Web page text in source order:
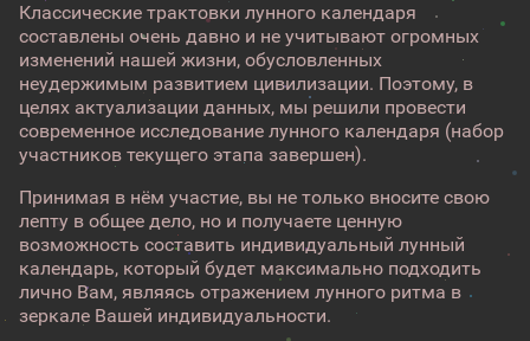
Классические трактовки лунного календаря
составлены очень давно и не учитывают огромных
изменений нашей жизни, обусловленных
неудержимым развитием цивилизации. Поэтому, в
целях актуализации данных, мы решили провести
современное исследование лунного календаря (набор
участников текущего этапа завершен).
Принимая в нём участие, вы не только вносите свою
лепту в общее дело, но и получаете ценную
возможность составить индивидуальный лунный
календарь, который будет максимально подходить
лично Вам, являясь отражением лунного ритма в
зеркале Вашей индивидуальности.